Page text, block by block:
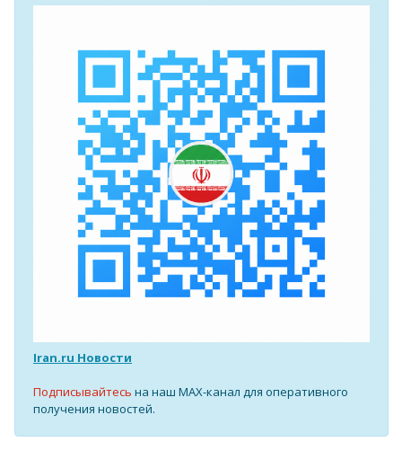
Iran.ru Новости
Подписывайтесь на наш MAX-канал для оперативного
получения новостей.